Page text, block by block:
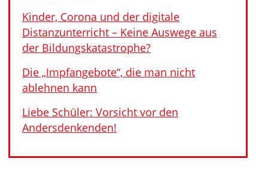
Kinder, Corona und der digitale
Distanzunterricht – Keine Auswege aus
der Bildungskatastrophe?
Die „Impfangebote“, die man nicht
ablehnen kann
Liebe Schüler: Vorsicht vor den
Andersdenkenden!